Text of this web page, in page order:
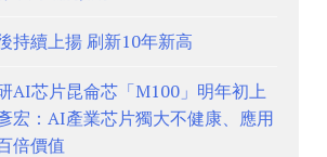
持續上揚 刷新10年新高
AI芯片昆侖芯「M100」明年初上
：AI產業芯片獨大不健康、應用
倍價值